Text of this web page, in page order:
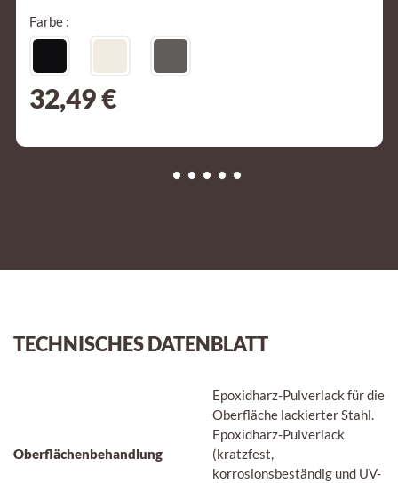
Farbe :
32,49 €
TECHNISCHES DATENBLATT
Oberflächenbehandlung
Epoxidharz-Pulverlack für die
Oberfläche lackierter Stahl.
Epoxidharz-Pulverlack
(kratzfest,
korrosionsbeständig und UV-